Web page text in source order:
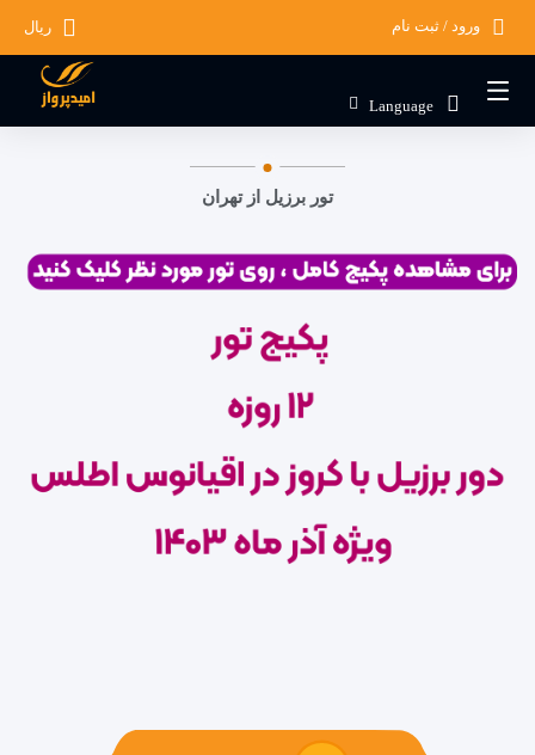
ریال ورود / ثبت نام
Language
تور برزیل از تهران